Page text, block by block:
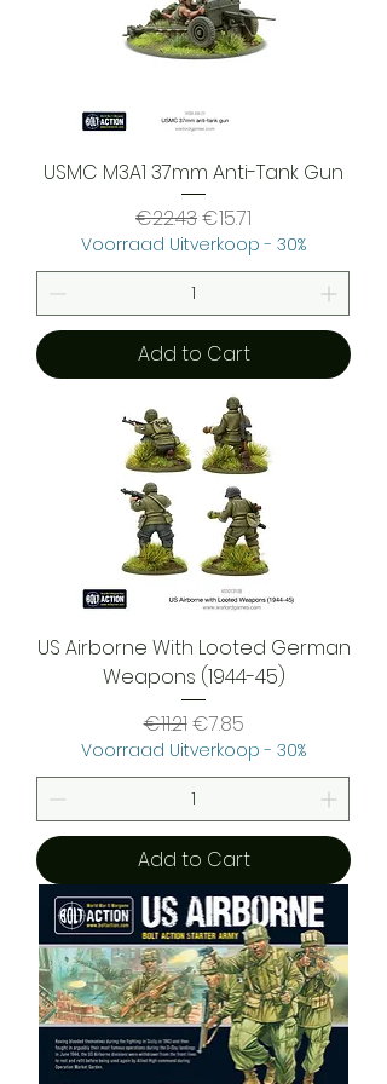
USMC M3A1 37mm Anti-Tank Gun
Regular Price
€22.43Sale Price
€15.71
Voorraad Uitverkoop - 30%
Add to Cart
US Airborne With Looted German
Weapons (1944-45)
Regular Price
€11.21Sale Price
€7.85
Voorraad Uitverkoop - 30%
Add to Cart